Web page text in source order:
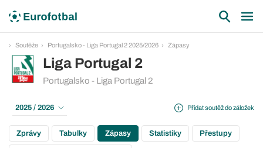
Soutěže Portugalsko - Liga Portugal 2 2025/2026 Zápasy
Liga Portugal 2
Portugalsko - Liga Portugal 2
Přidat soutěž do záložek
2025 / 2026
Zprávy Tabulky Zápasy Statistiky Přestupy